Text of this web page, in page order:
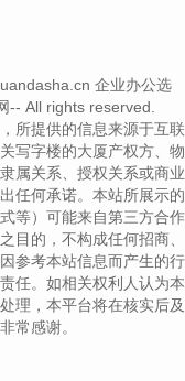
企业办公选
-- All rights reserved.
所提供的信息来源于互联
写字楼的大厦产权方、物
属关系、授权关系或商业
任何承诺。本站所展示的
等）可能来自第三方合作
目的，不构成任何招商、
参考本站信息而产生的行
任。如相关权利人认为本
理，本平台将在核实后及
常感谢。